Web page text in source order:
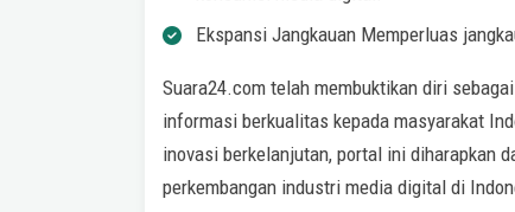
Ekspansi Jangkauan Memperluas
Suara24.com telah membuktikan diri
informasi berkualitas kepada masyarakat
inovasi berkelanjutan, portal ini diharapkan
perkembangan industri media digital di